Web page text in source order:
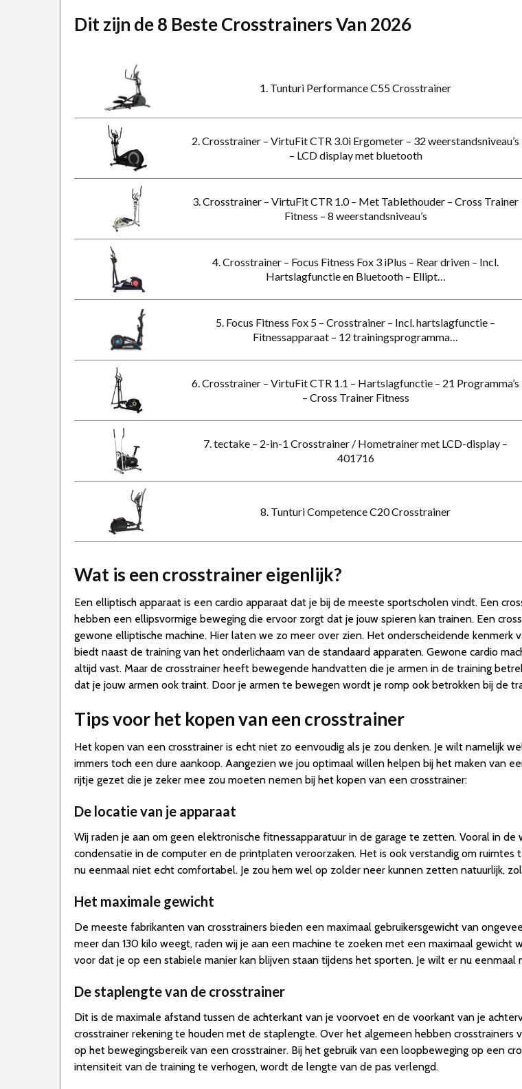
Dit zijn de 8 Beste Crosstrainers Van 2026
1. Tunturi Performance C55 Crosstrainer
2. Crosstrainer – VirtuFit CTR 3.0i Ergometer – 32 weerstandsniveau’s
– LCD display met bluetooth
3. Crosstrainer – VirtuFit CTR 1.0 – Met Tablethouder – Cross Trainer
Fitness – 8 weerstandsniveau’s
4. Crosstrainer – Focus Fitness Fox 3 iPlus – Rear driven – Incl.
Hartslagfunctie en Bluetooth – Ellipt…
5. Focus Fitness Fox 5 – Crosstrainer – Incl. hartslagfunctie –
Fitnessapparaat – 12 trainingsprogramma…
6. Crosstrainer – VirtuFit CTR 1.1 – Hartslagfunctie – 21 Programma’s
– Cross Trainer Fitness
7. tectake – 2-in-1 Crosstrainer / Hometrainer met LCD-display –
401716
8. Tunturi Competence C20 Crosstrainer
Wat is een crosstrainer eigenlijk?
Een elliptisch apparaat is een cardio apparaat dat je bij de meeste sportscholen vindt. Een
hebben een ellipsvormige beweging die ervoor zorgt dat je jouw spieren kan trainen. Een
gewone elliptische machine. Hier laten we zo meer over zien. Het onderscheidende
biedt naast de training van het onderlichaam van de standaard apparaten. Gewone cardio
altijd vast. Maar de crosstrainer heeft bewegende handvatten die je armen in de training
dat je jouw armen ook traint. Door je armen te bewegen wordt je romp ook betrokken bij de
Tips voor het kopen van een crosstrainer
Het kopen van een crosstrainer is echt niet zo eenvoudig als je zou denken. Je wilt namelijk
immers toch een dure aankoop. Aangezien we jou optimaal willen helpen bij het maken van
rijtje gezet die je zeker mee zou moeten nemen bij het kopen van een crosstrainer:
De locatie van je apparaat
Wij raden je aan om geen elektronische fitnessapparatuur in de garage te zetten. Vooral in
condensatie in de computer en de printplaten veroorzaken. Het is ook verstandig om
nu eenmaal niet echt comfortabel. Je zou hem wel op zolder neer kunnen zetten natuurlijk,
Het maximale gewicht
De meeste fabrikanten van crosstrainers bieden een maximaal gebruikersgewicht van
meer dan 130 kilo weegt, raden wij je aan een machine te zoeken met een maximaal gewicht
voor dat je op een stabiele manier kan blijven staan tijdens het sporten. Je wilt er nu
De staplengte van de crosstrainer
Dit is de maximale afstand tussen de achterkant van je voorvoet en de voorkant van je
crosstrainer rekening te houden met de staplengte. Over het algemeen hebben
op het bewegingsbereik van een crosstrainer. Bij het gebruik van een loopbeweging op een
intensiteit van de training te verhogen, wordt de lengte van de pas verlengd.